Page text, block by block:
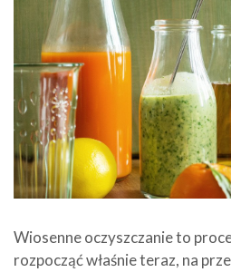
Wiosenne oczyszczanie to
rozpocząć właśnie teraz, na